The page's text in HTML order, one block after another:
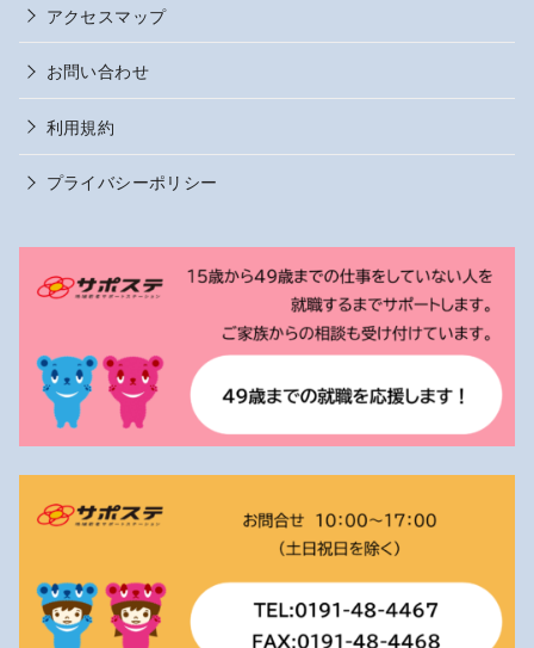
アクセスマップ
お問い合わせ
利用規約
プライバシーポリシー